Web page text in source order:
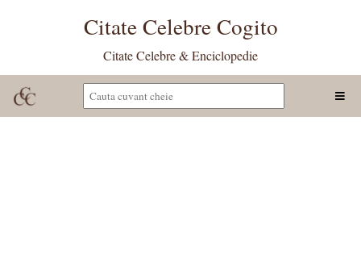
Citate Celebre Cogito
Citate Celebre & Enciclopedie